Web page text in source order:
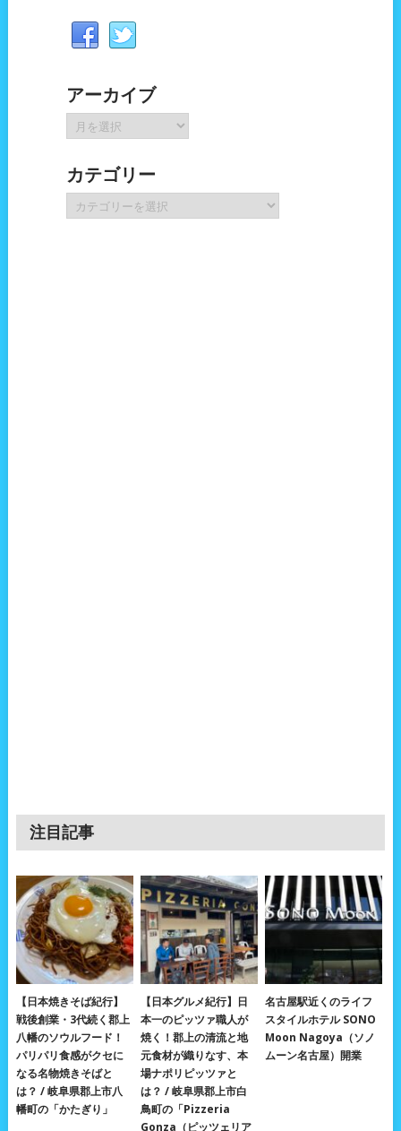
アーカイブ
ー
イ
ブ
カテゴリー
テ
注目記事
【日本焼きそば紀行】
戦後創業・3代続く郡上
八幡のソウルフード！
パリパリ食感がクセに
なる名物焼きそばと
は？ / 岐阜県郡上市八
幡町の「かたぎり」
【日本グルメ紀行】日
本一のピッツァ職人が
焼く！郡上の清流と地
元食材が織りなす、本
場ナポリピッツァと
は？ / 岐阜県郡上市白
鳥町の「Pizzeria
Gonza（ピッツェリア
名古屋駅近くのライフ
スタイルホテル SONO
Moon Nagoya（ソノ
ムーン名古屋）開業